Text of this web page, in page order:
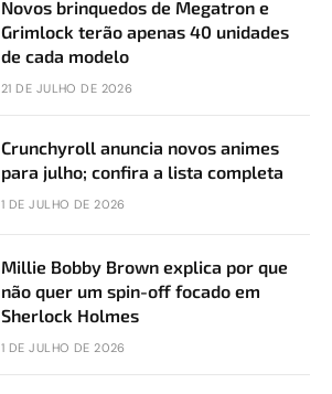
Novos brinquedos de Megatron e
Grimlock terão apenas 40 unidades
de cada modelo
21 DE JULHO DE 2026
Crunchyroll anuncia novos animes
para julho; confira a lista completa
1 DE JULHO DE 2026
Millie Bobby Brown explica por que
não quer um spin-off focado em
Sherlock Holmes
1 DE JULHO DE 2026